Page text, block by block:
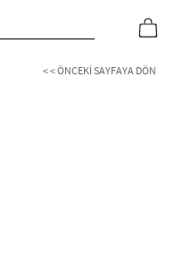
< < ÖNCEKI SAYFAYA DÖN